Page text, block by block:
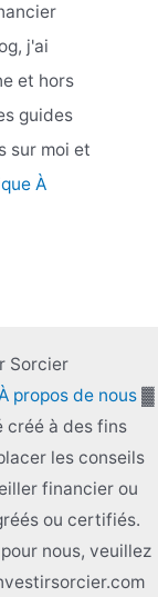
j'ai
et hors
guides
sur moi et
À
Sorcier
À propos de nous▓
créé à des fins
les conseils
financier ou
ou certifiés.
nous, veuillez